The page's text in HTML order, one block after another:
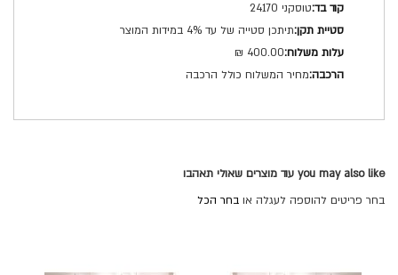
טוסקני 24170
תיתכן סטייה של עד 4% במידות המוצר
400.00 ₪
מחיר המשלוח כולל הרכבה
you may also like עוד מוצרים שאולי תאהבו
בחר פריטים להוספה לעגלה או בחר הכל